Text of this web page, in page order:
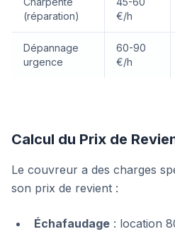
(réparation)
€/h
Dépannage
urgence
60-90
€/h
Calcul du Prix de
Le couvreur a des charges
son prix de revient :
Échafaudage : location